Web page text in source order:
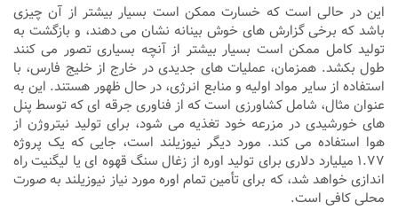
این در حالی است که خسارت ممکن است بسیار بیشتر از آن چیزی
باشد که برخی گزارش‌ های خوش‌ بینانه نشان می‌ دهند، و بازگشت به
تولید کامل ممکن است بسیار بیشتر از آنچه بسیاری تصور می‌ کنند
طول بکشد. همزمان، عملیات ‌های جدیدی در خارج از خلیج فارس، با
استفاده از سایر مواد اولیه و منابع انرژی، در حال ظهور هستند. این به
عنوان مثال، شامل کشاورزی است که از فناوری جرقه ‌ای که توسط پنل‌
های خورشیدی در مزرعه خود تغذیه می‌ شود، برای تولید نیتروژن از
هوا استفاده می‌ کند. مورد دیگر نیوزیلند است، جایی که یک پروژه
۱.۷۷ میلیارد دلاری برای تولید اوره از زغال سنگ قهوه ‌ای یا لیگنیت راه‌
اندازی خواهد شد، که برای تأمین تمام اوره مورد نیاز نیوزیلند به صورت
محلی کافی است.